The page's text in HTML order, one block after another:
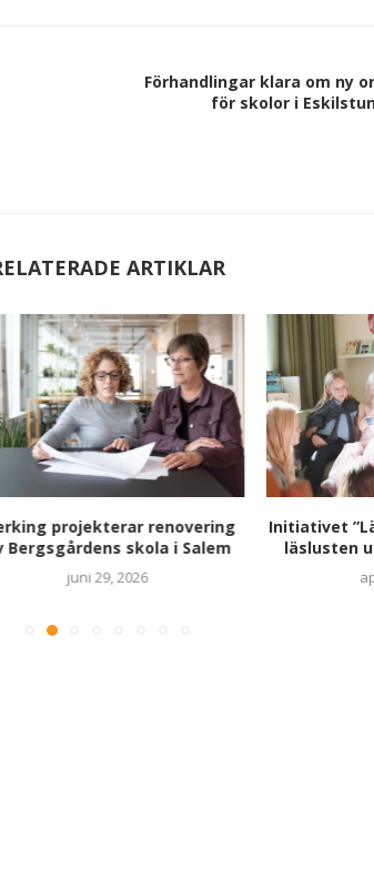
Förhandlingar klara om ny
för skolor i
ARTIKLAR
projekterar renovering
Bergsgårdens skola i Salem
juni 29, 2026
Initiativet
läslusten